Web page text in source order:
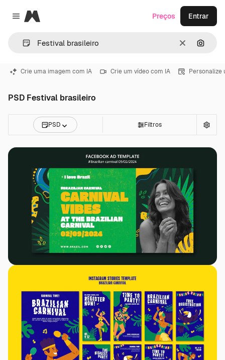
Close menu
Magnific
Limpar
Preços Entrar
Crie uma imagem com IA Crie um vídeo com IA Personalize
PSD Festival brasileiro
PSD Filtros